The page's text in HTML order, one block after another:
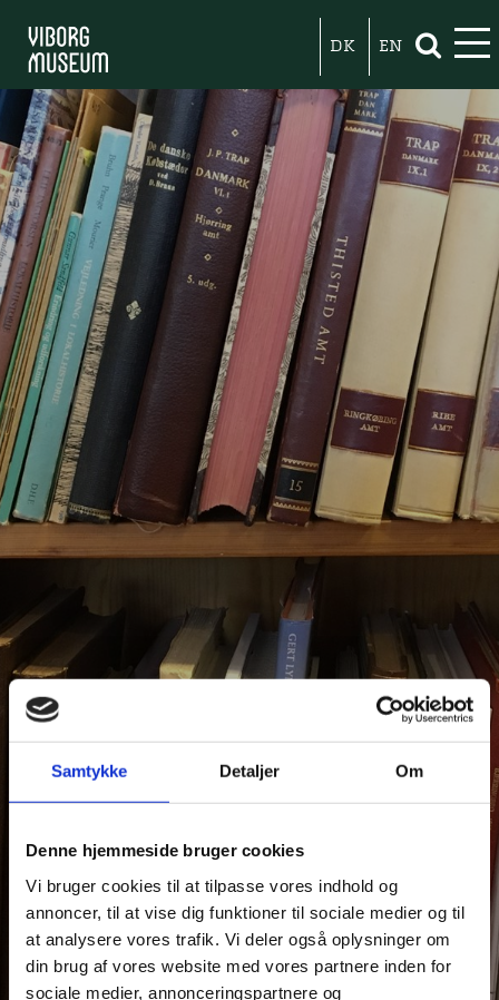
Samtykke Detaljer Om
Denne hjemmeside bruger cookies
Vi bruger cookies til at tilpasse vores indhold og
annoncer, til at vise dig funktioner til sociale medier og til
at analysere vores trafik. Vi deler også oplysninger om
din brug af vores website med vores partnere inden for
sociale medier, annonceringspartnere og
DK EN